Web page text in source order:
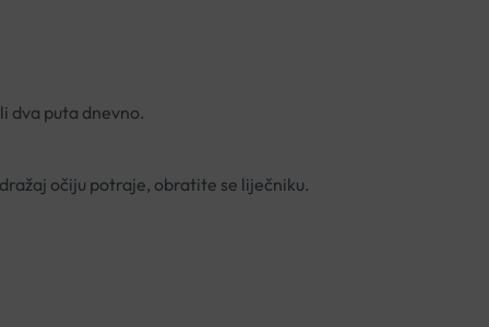
dva puta dnevno.
očiju potraje, obratite se liječniku.